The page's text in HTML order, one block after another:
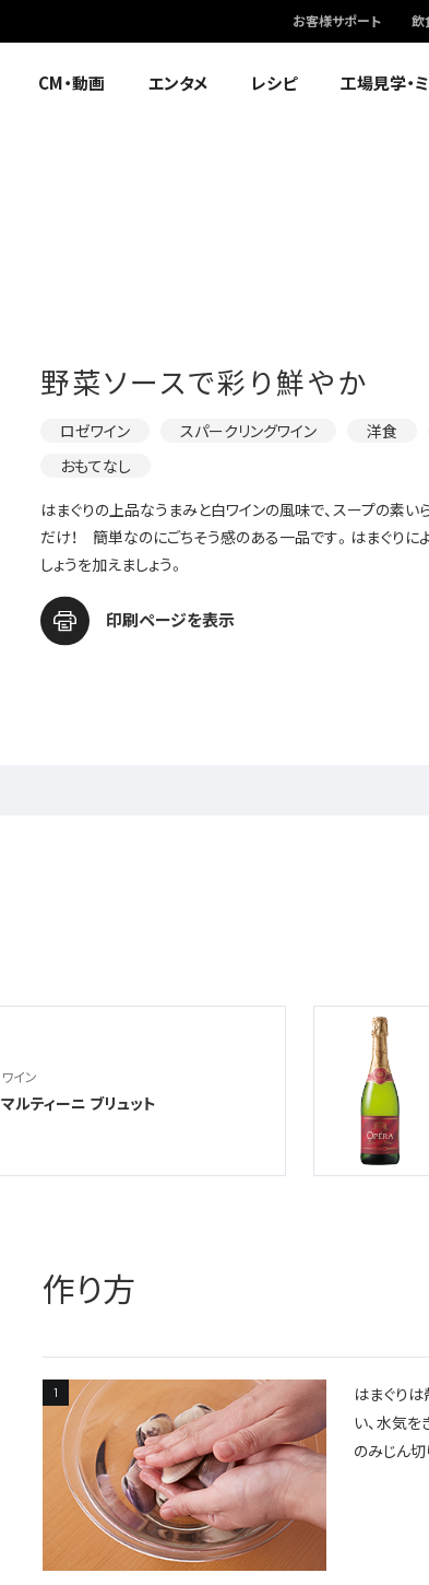
お客様サポート 飲
CM・動画 エンタメ レシピ 工場見学・
野菜ソースで彩り鮮やか
ロゼワイン スパークリングワイン 洋食
おもてなし
はまぐりの上品なうまみと白ワインの風味で、スープの素い
だけ！ 簡単なのにごちそう感のある一品です。はまぐりに
しょうを加えましょう。
印刷ページを表示
ワイン
マルティーニ ブリュット
作り方
はまぐり
い、水気を
のみじん切